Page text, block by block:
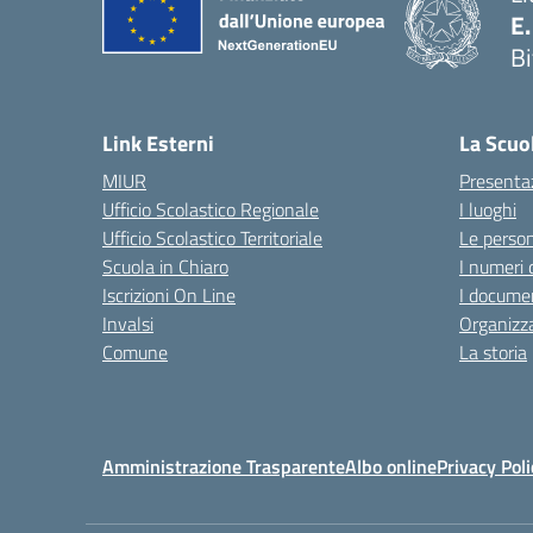
Link Esterni
MIUR
Ufficio Scolastico Regionale
Ufficio Scolastico Territoriale
Scuola in Chiaro
Iscrizioni On Line
Invalsi
Comune
La
I luoghi
Le
I numeri
I
La storia
Amministrazione TrasparenteAlbo onlinePrivacy